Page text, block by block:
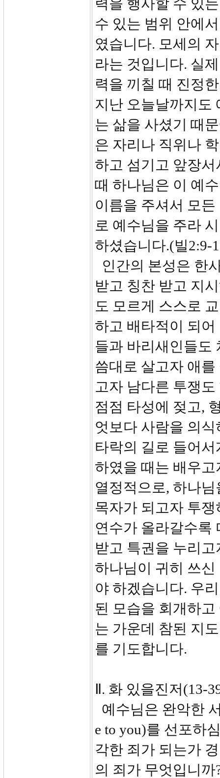
력을 행사할 수 있
수 있는 범위 안에
였습니다. 모세의
라는 것입니다. 실
력을 끼칠 때 진정
지난 오늘날까지도
는 삶을 사셨기 때
은 자리나 직위나
하고 섬기고 앞장
때 하나님은 이 예
이름을 주셔서 모
로 예수님을 주라
하셨습니다.(빌2:9-
인간의 본성은 한
받고 칭찬 받고 지
도 모르게 스스로
하고 배타적이 되
들과 바리새인들도
씀대로 살고자 애
고자 남다른 투쟁
점점 타성에 젖고,
엇보다 사람을 의
타락의 길로 들어
하였을 때는 배우
열정적으로, 하나
목자가 되고자 투
연수가 올라갈수록
받고 특권을 누리
하나님이 귀히 쓰
야 하겠습니다. 우
된 모습을 회개하
는 가운데 참된 지
를 기도합니다.
Ⅱ. 화 있을진저(13-
예수님은 완악한
e to you)를 선포하
각한 죄가 되는가
의 죄가 무엇입니까